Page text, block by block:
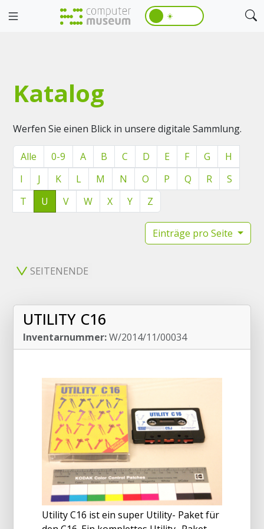
☀️
Katalog
Werfen Sie einen Blick in unsere digitale Sammlung.
Alle 0-9 A B C D E F G
H
I
J K L M N O P Q R
S
T
U V W X Y Z
Einträge pro Seite
SEITENENDE
UTILITY C16
Inventarnummer:W/2014/11/00034
Utility C16 ist ein super Utility- Paket für